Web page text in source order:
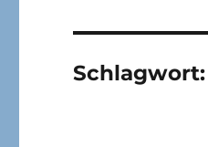
Schlagwort: